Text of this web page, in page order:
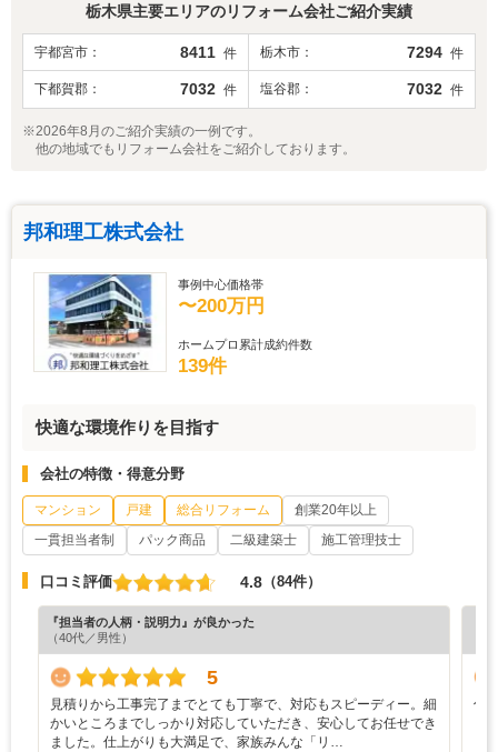
栃木県主要エリアのリフォーム会社ご紹介実績
宇都宮市 8411 件 栃木市 7294 件
下都賀郡 7032 件 塩谷郡 7032 件
※2026年8月のご紹介実績の一例です。
他の地域でもリフォーム会社をご紹介しております。
邦和理工株式会社
事例中心価格帯
〜200万円
ホームプロ累計成約件数
139件
快適な環境作りを目指す
会社の特徴・得意分野
マンション 戸建 総合リフォーム
創業20年以上
一貫担当者制
パック商品 二級建築士 施工管理技士
口コミ評価 4.8 （84件）
『担当者の人柄・説明力』が良かった
（40代／男性）
5
見積りから工事完了までとても丁寧で、対応もスピーディー。細
かいところまでしっかり対応していただき、安心してお任せでき
ました。仕上がりも大満足で、家族みんな「リ…
仕